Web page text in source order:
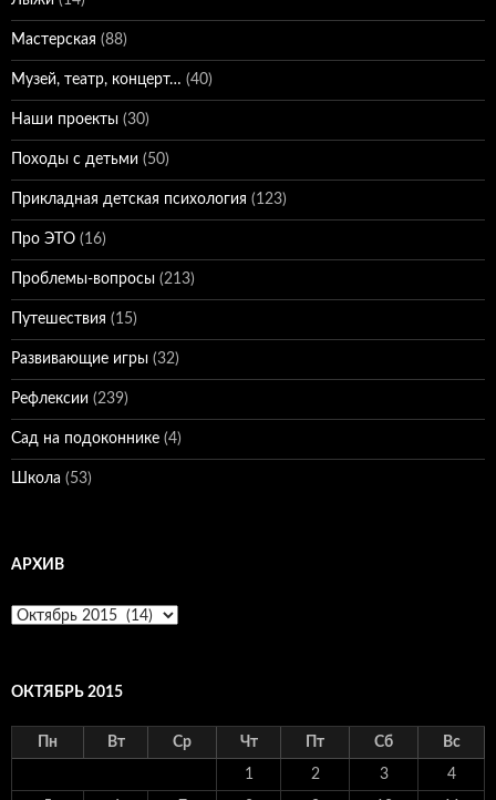
Мастерская (88)
Музей, театр, концерт… (40)
Наши проекты (30)
Походы с детьми (50)
Прикладная детская психология (123)
Про ЭТО (16)
Проблемы-вопросы (213)
Путешествия (15)
Развивающие игры (32)
Рефлексии (239)
Сад на подоконнике (4)
Школа (53)
АРХИВ
Архив
ОКТЯБРЬ 2015
Пн Вт Ср Чт Пт Сб Вс
1 2 3 4